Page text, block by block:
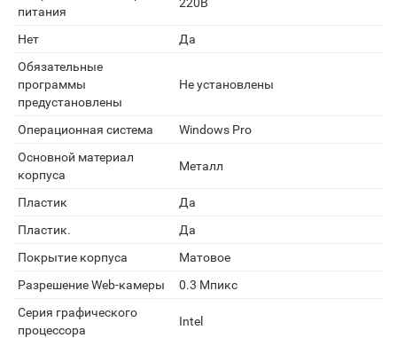
питания
Нет
Да
Обязательные
программы
предустановлены
Не установлены
Операционная система
Windows Pro
Основной материал
корпуса
Металл
Пластик
Да
Пластик.
Да
Покрытие корпуса
Матовое
Разрешение Web-камеры
0.3 Мпикс
Серия графического
процессора
Intel